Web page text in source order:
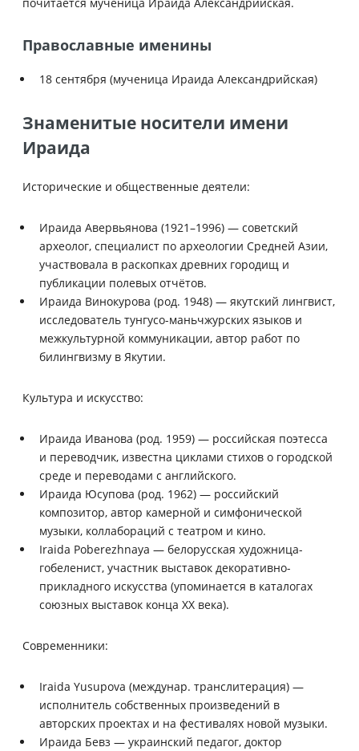
Православные именины
18 сентября (мученица Ираида Александрийская)
Знаменитые носители имени
Ираида
Исторические и общественные деятели:
Ираида Авервьянова (1921–1996) — советский
археолог, специалист по археологии Средней Азии,
участвовала в раскопках древних городищ и
публикации полевых отчётов.
Ираида Винокурова (род. 1948) — якутский лингвист,
исследователь тунгусо-маньчжурских языков и
межкультурной коммуникации, автор работ по
билингвизму в Якутии.
Культура и искусство:
Ираида Иванова (род. 1959) — российская поэтесса
и переводчик, известна циклами стихов о городской
среде и переводами с английского.
Ираида Юсупова (род. 1962) — российский
композитор, автор камерной и симфонической
музыки, коллабораций с театром и кино.
Iraida Poberezhnaya — белорусская художница-
гобеленист, участник выставок декоративно-
прикладного искусства (упоминается в каталогах
союзных выставок конца XX века).
Современники:
Iraida Yusupova (междунар. транслитерация) —
исполнитель собственных произведений в
авторских проектах и на фестивалях новой музыки.
Ираида Бевз — украинский педагог, доктор